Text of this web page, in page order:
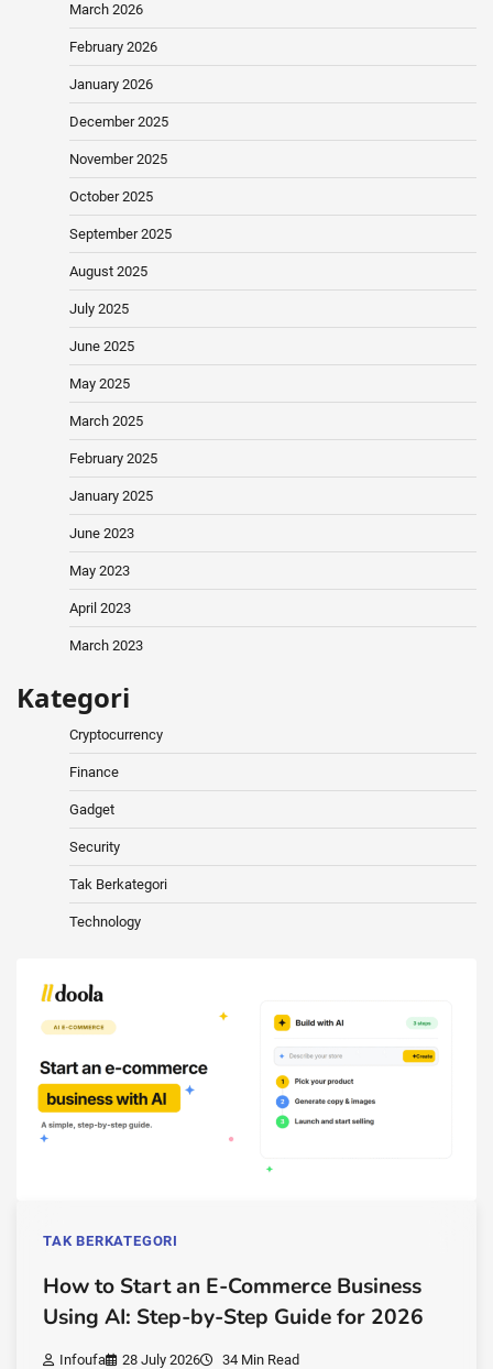
March 2026
February 2026
January 2026
December 2025
November 2025
October 2025
September 2025
August 2025
July 2025
June 2025
May 2025
March 2025
February 2025
January 2025
June 2023
May 2023
April 2023
March 2023
Kategori
Cryptocurrency
Finance
Gadget
Security
Tak Berkategori
Technology
TAK BERKATEGORI
How to Start an E-Commerce Business
Using AI: Step-by-Step Guide for 2026
Infoufa 28 July 2026 34 Min Read